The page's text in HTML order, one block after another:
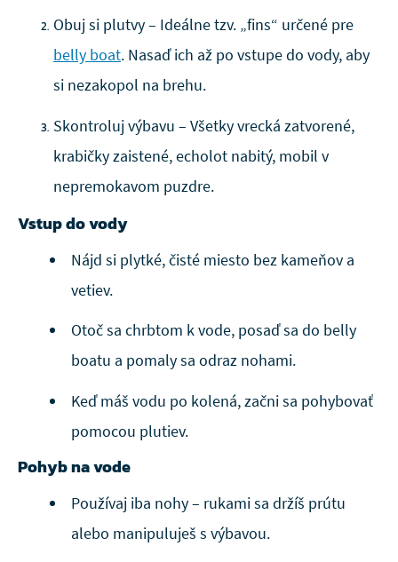
Obuj si plutvy – Ideálne tzv. „fins“ určené pre
belly boat. Nasaď ich až po vstupe do vody, aby
si nezakopol na brehu.
Skontroluj výbavu – Všetky vrecká zatvorené,
krabičky zaistené, echolot nabitý, mobil v
nepremokavom puzdre.
Vstup do vody
Nájd si plytké, čisté miesto bez kameňov a
vetiev.
Otoč sa chrbtom k vode, posaď sa do belly
boatu a pomaly sa odraz nohami.
Keď máš vodu po kolená, začni sa pohybovať
pomocou plutiev.
Pohyb na vode
Používaj iba nohy – rukami sa držíš prútu
alebo manipuluješ s výbavou.